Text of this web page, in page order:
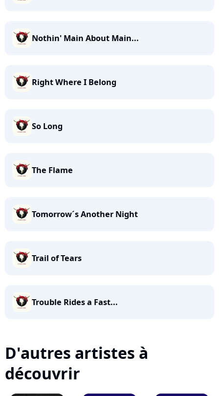
Nothin' Main About Main...
Right Where I Belong
So Long
The Flame
Tomorrow´s Another Night
Trail of Tears
Trouble Rides a Fast...
D'autres artistes à
découvrir